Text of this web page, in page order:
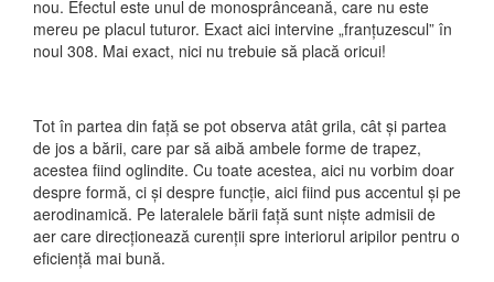
nou. Efectul este unul de monosprânceană, care nu este
mereu pe placul tuturor. Exact aici intervine „franțuzescul” în
noul 308. Mai exact, nici nu trebuie să placă oricui!
Tot în partea din față se pot observa atât grila, cât și partea
de jos a bării, care par să aibă ambele forme de trapez,
acestea fiind oglindite. Cu toate acestea, aici nu vorbim doar
despre formă, ci și despre funcție, aici fiind pus accentul și pe
aerodinamică. Pe lateralele bării față sunt niște admisii de
aer care direcționează curenții spre interiorul aripilor pentru o
eficiență mai bună.